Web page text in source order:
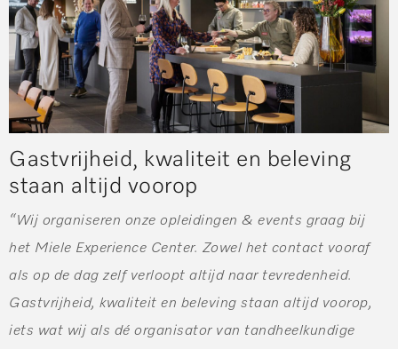
Gastvrijheid, kwaliteit en beleving
staan altijd voorop
“Wij organiseren onze opleidingen & events graag bij
het Miele Experience Center. Zowel het contact vooraf
als op de dag zelf verloopt altijd naar tevredenheid.
Gastvrijheid, kwaliteit en beleving staan altijd voorop,
iets wat wij als dé organisator van tandheelkundige